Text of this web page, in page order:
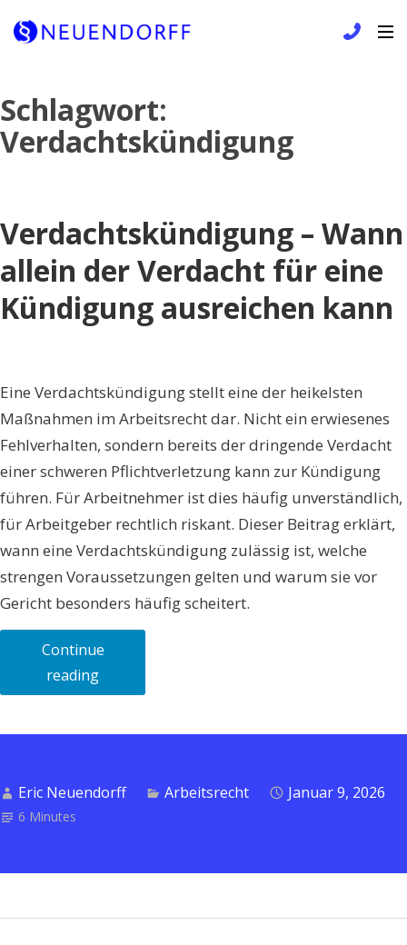
to
content
Schlagwort:
Verdachtskündigung
Verdachtskündigung – Wann
allein der Verdacht für eine
Kündigung ausreichen kann
Eine Verdachtskündigung stellt eine der heikelsten
Maßnahmen im Arbeitsrecht dar. Nicht ein erwiesenes
Fehlverhalten, sondern bereits der dringende Verdacht
einer schweren Pflichtverletzung kann zur Kündigung
führen. Für Arbeitnehmer ist dies häufig unverständlich,
für Arbeitgeber rechtlich riskant. Dieser Beitrag erklärt,
wann eine Verdachtskündigung zulässig ist, welche
strengen Voraussetzungen gelten und warum sie vor
Gericht besonders häufig scheitert.
Continue
reading„Verdachtskündigung
–
Verdacht
Kündigung
Eric Neuendorff Arbeitsrecht Januar 9, 2026
6 Minutes